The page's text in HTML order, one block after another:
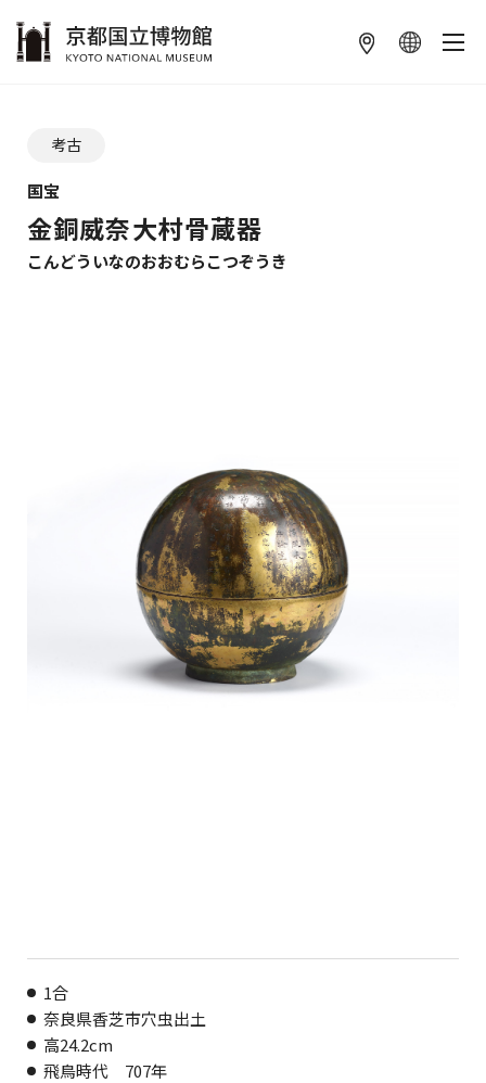
ギャラリーをスキップする
考古
国宝
金銅威奈大村骨蔵器
こんどういなのおおむらこつぞうき
1合
奈良県香芝市穴虫出土
高24.2cm
飛鳥時代 707年